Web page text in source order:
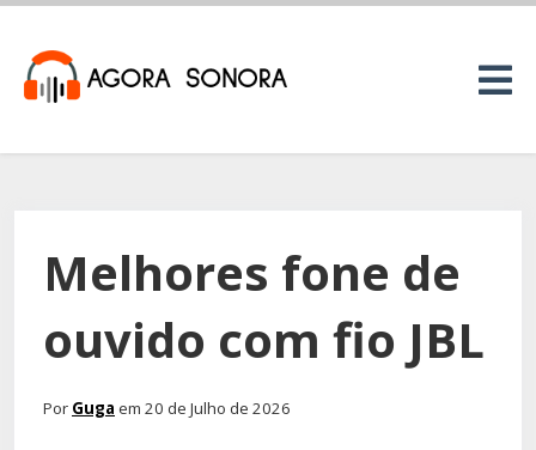
Melhores fone de
ouvido com fio JBL
Por Guga em 20 de Julho de 2026